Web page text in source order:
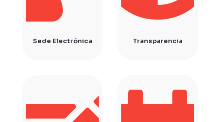
Sede Electrónica Transparencia